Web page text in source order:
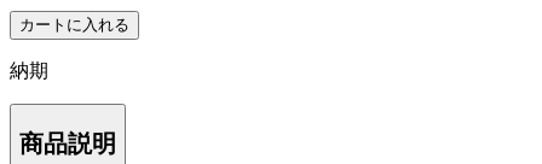
カートに入れる
納期
商品説明